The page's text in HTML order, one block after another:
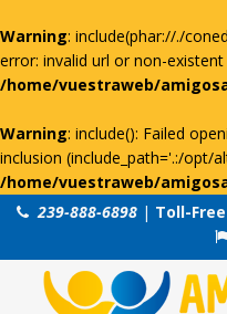
Warning: include(phar://./
error: invalid url or non-
/home/vuestraweb/
Warning: include(): Failed
inclusion (include_path='.:/opt/
/home/vuestraweb/
239-888-6898 | Toll-Free